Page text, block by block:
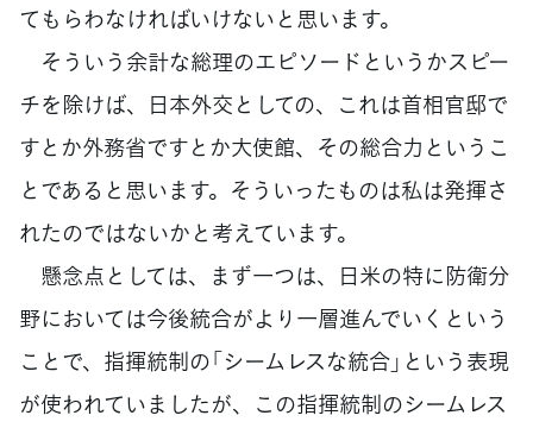
てもらわなければいけないと思います。
そういう余計な総理のエピソードというかスピー
チを除けば、日本外交としての、これは首相官邸で
すとか外務省ですとか大使館、その総合力というこ
とであると思います。そういったものは私は発揮さ
れたのではないかと考えています。
懸念点としては、まず一つは、日米の特に防衛分
野においては今後統合がより一層進んでいくという
ことで、指揮統制の「シームレスな統合」という表現
が使われていましたが、この指揮統制のシームレス